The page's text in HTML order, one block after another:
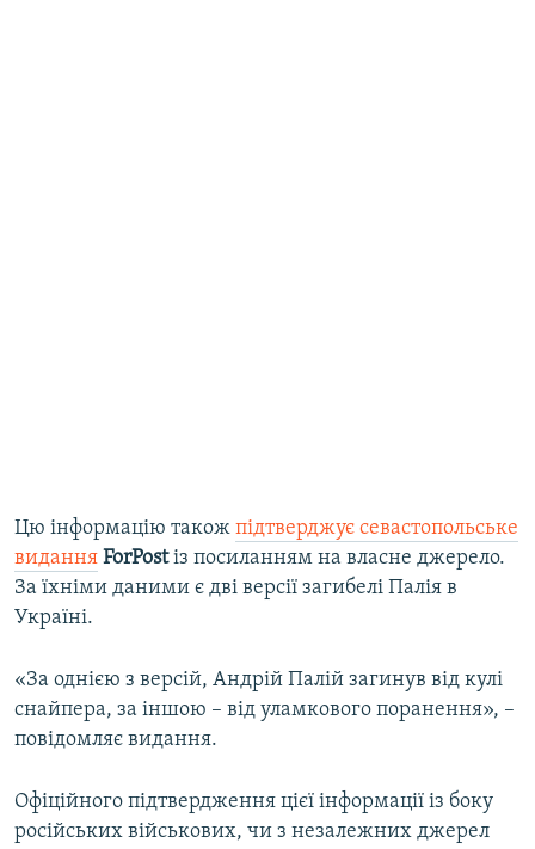
Цю інформацію також підтверджує севастопольське
видання ForPostіз посиланням на власне джерело.
За їхніми даними є дві версії загибелі Палія в
Україні.
«За однією з версій, Андрій Палій загинув від кулі
снайпера, за іншою – від уламкового поранення», –
повідомляє видання.
Офіційного підтвердження цієї інформації із боку
російських військових, чи з незалежних джерел